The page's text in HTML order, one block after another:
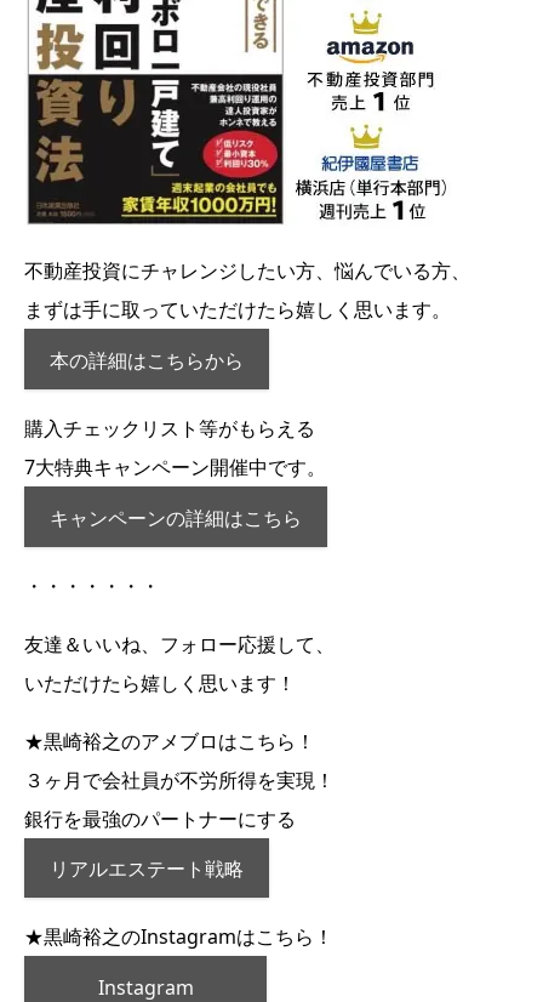
不動産投資にチャレンジしたい方、悩んでいる方、
まずは手に取っていただけたら嬉しく思います。
本の詳細はこちらから
購入チェックリスト等がもらえる
7大特典キャンペーン開催中です。
キャンペーンの詳細はこちら
・・・・・・・
友達＆いいね、フォロー応援して、
いただけたら嬉しく思います ！
★黒崎裕之のアメブロはこちら！
３ヶ月で会社員が不労所得を実現！
銀行を最強のパートナーにする
リアルエステート戦略
★黒崎裕之のInstagramはこちら！
Instagram